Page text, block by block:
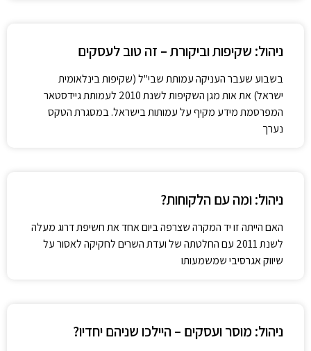
ניהול: שקיפות וביקורת – זה טוב לעסקים
בשבוע שעבר העניקה עמותת שבי"ל (שקיפות בינלאומית
ישראל) את אות מגן השקיפות לשנת 2010 לעמותת גיידסטאר
המפרסמת מידע מקיף על עמותות בישראל. במסגרת הטקס
ניהול: ומה עם הלקוחות?
האם הייתה זו יד המקרה שצרפה ביום אחד את חשיפת דרוג מעלה
לשנת 2011 עם החלטתה של ועדת השרים לחקיקה לאסור על
שיווק אגרסיבי שמשמעותו
ניהול: מוסר ועסקים – היילכו שניהם יחדיו?